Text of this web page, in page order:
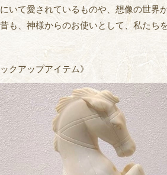
いて愛されているものや、想像の世界
も、神様からのお使いとして、私たち
ックアップアイテム》